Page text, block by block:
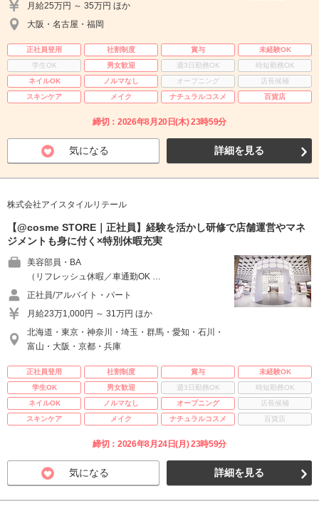
月給25万円 ～ 35万円 ほか
大阪・名古屋・福岡
正社員登用 社割制度 賞与
未経験OK
学生OK
男女歓迎 週3日勤務OK
時短勤務OK
ネイルOK
ノルマなし オープニング
店長候補
スキンケア
メイク ナチュラルコスメ 百貨店
締切：2026年8月20日(木) 23時59分
気になる 詳細を見る
株式会社アイスタイルリテール
【@cosme STORE｜正社員】経験を活かし研修で店舗運営やマネ
ジメントも身に付く×特別休暇充実
美容部員・BA
（リフレッシュ休暇／車通勤OK …
正社員/アルバイト・パート
月給23万1,000円 ～ 31万円 ほか
北海道・東京・神奈川・埼玉・群馬・愛知・石川・
富山・大阪・京都・兵庫
正社員登用 社割制度 賞与
未経験OK
学生OK
男女歓迎 週3日勤務OK
時短勤務OK
ネイルOK
ノルマなし オープニング
店長候補
スキンケア
メイク ナチュラルコスメ 百貨店
締切：2026年8月24日(月) 23時59分
気になる 詳細を見る